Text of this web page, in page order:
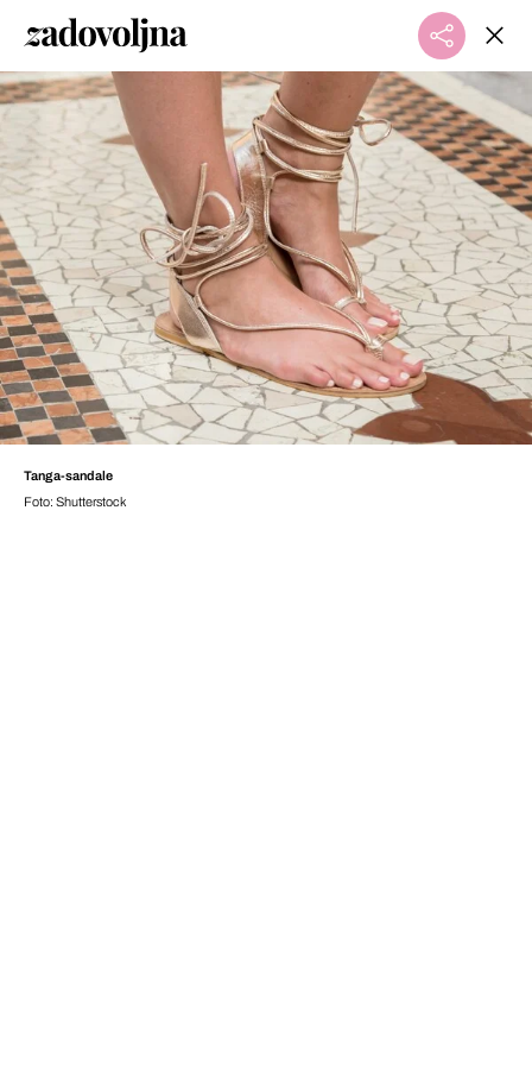
Tanga-sandale
Foto: Shutterstock